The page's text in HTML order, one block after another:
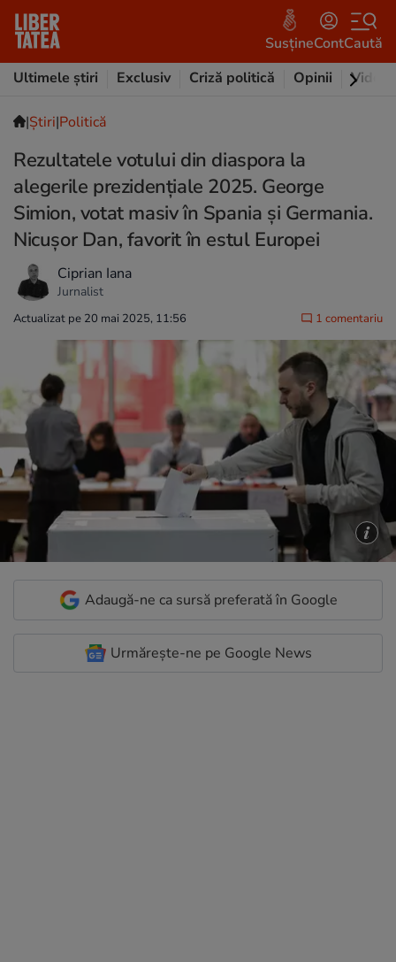
SusțineContCaută
Ultimele știri
Exclusiv Criză politică Opinii Video
|Ştiri|Politică
Rezultatele votului din diaspora la
alegerile prezidențiale 2025. George
Simion, votat masiv în Spania și Germania.
Nicușor Dan, favorit în estul Europei
Ciprian Iana
Jurnalist
Actualizat pe 20 mai 2025, 11:56 1 comentariu
Adaugă-ne ca sursă preferată în Google
Urmărește-ne pe Google News